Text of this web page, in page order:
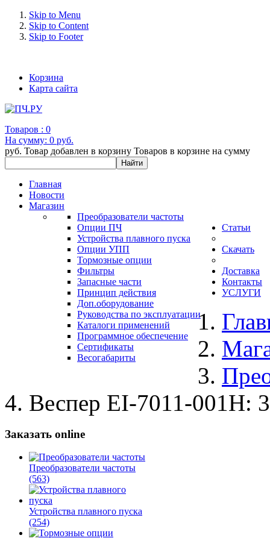
Skip to Menu
Skip to Content
Skip to Footer
Корзина
Карта сайта
Товаров : 0
На сумму: 0 руб.
руб. Товар добавлен в корзину Товаров в корзине на сумму
Главная
Новости
Магазин
Преобразователи частоты
Опции ПЧ
Устройства плавного пуска
Опции УПП
Тормозные опции
Фильтры
Запасные части
Статьи
Принцип действия
Доп.оборудование
Скачать
Руководства по эксплуатации
Каталоги применений
Программное обеспечение
Сертификаты
Весогабариты
Доставка
Контакты
УСЛУГИ
Веспер ЕI-7011-001Н:
Заказать online
Преобразователи частоты
(563)
Устройства плавного пуска
(254)